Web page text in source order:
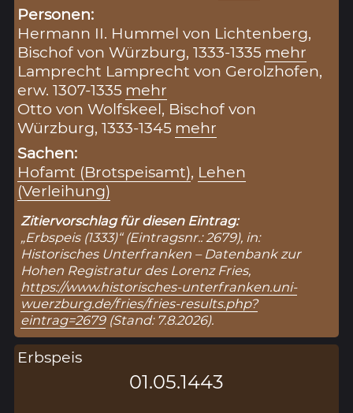
Personen:
Hermann II. Hummel von Lichtenberg,
Bischof von Würzburg, 1333-1335 mehr
Lamprecht Lamprecht von Gerolzhofen,
erw. 1307-1335 mehr
Otto von Wolfskeel, Bischof von
Würzburg, 1333-1345 mehr
Sachen:
Hofamt (Brotspeisamt), Lehen
(Verleihung)
Zitiervorschlag für diesen Eintrag:
„Erbspeis (1333)“ (Eintragsnr.: 2679), in:
Historisches Unterfranken – Datenbank zur
Hohen Registratur des Lorenz Fries,
https://www.historisches-unterfranken.uni-
wuerzburg.de/fries/fries-results.php?
eintrag=2679(Stand: 7.8.2026).
Erbspeis
01.05.1443